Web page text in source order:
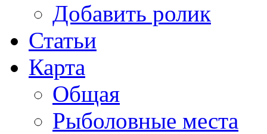
Добавить ролик
Статьи
Карта
Общая
Рыболовные места